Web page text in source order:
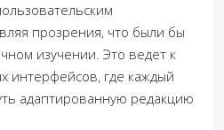
прозрения, что были бы
изучении. Это ведет к
интерфейсов, где каждый
адаптированную редакцию